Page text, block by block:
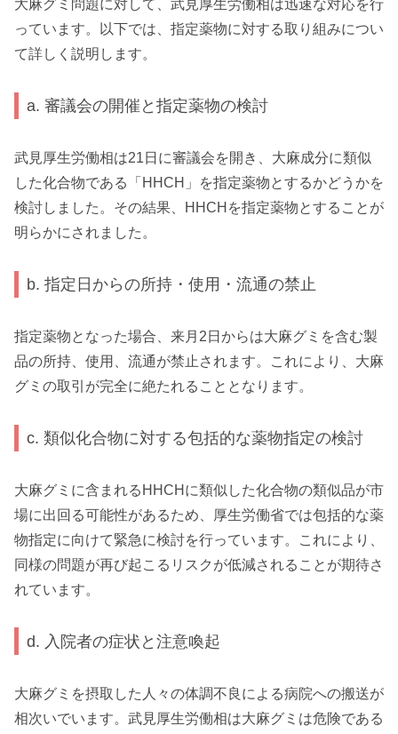
大麻グミ問題に対して、武見厚生労働相は迅速な対応を行
っています。以下では、指定薬物に対する取り組みについ
て詳しく説明します。
a. 審議会の開催と指定薬物の検討
武見厚生労働相は21日に審議会を開き、大麻成分に類似
した化合物である「HHCH」を指定薬物とするかどうかを
検討しました。その結果、HHCHを指定薬物とすることが
明らかにされました。
b. 指定日からの所持・使用・流通の禁止
指定薬物となった場合、来月2日からは大麻グミを含む製
品の所持、使用、流通が禁止されます。これにより、大麻
グミの取引が完全に絶たれることとなります。
c. 類似化合物に対する包括的な薬物指定の検討
大麻グミに含まれるHHCHに類似した化合物の類似品が市
場に出回る可能性があるため、厚生労働省では包括的な薬
物指定に向けて緊急に検討を行っています。これにより、
同様の問題が再び起こるリスクが低減されることが期待さ
れています。
d. 入院者の症状と注意喚起
大麻グミを摂取した人々の体調不良による病院への搬送が
相次いでいます。武見厚生労働相は大麻グミは危険である